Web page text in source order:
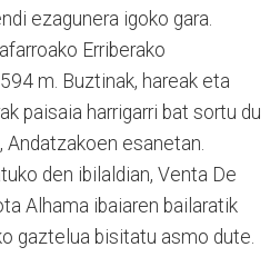
ezagunera igoko gara.
Erriberako
m. Buztinak, hareak eta
paisaia harrigarri bat sortu du
Andatzakoen esanetan.
den ibilaldian, Venta De
Alhama ibaiaren bailaratik
gaztelua bisitatu asmo dute.